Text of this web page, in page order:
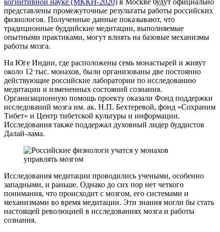
когнитивной науке (МККН-2020) в Москве будут официально
представлены промежуточные результаты работы российских
физиологов. Полученные данные показывают, что
традиционные буддийские медитации, выполняемые
опытными практиками, могут влиять на базовые механизмы
работы мозга.
На Юге Индии, где расположены семь монастырей и живут
около 12 тыс. монахов, были организованы две постоянно
действующие российские лаборатории по исследованию
медитации и измененных состояний сознания.
Организационную помощь проекту оказали Фонд поддержки
исследований мозга им. ак. Н.П. Бехтеревой, фонд «Сохраним
Тибет» и Центр тибетской культуры и информации.
Исследования также поддержал духовный лидер буддистов
Далай-лама.
Исследования медитации проводились учеными, особенно
западными, и раньше. Однако до сих пор нет четкого
понимания, что происходит с мозгом, его системами и
механизмами во время медитации. Эти знания могли бы стать
настоящей революцией в исследованиях мозга и работы
сознания.